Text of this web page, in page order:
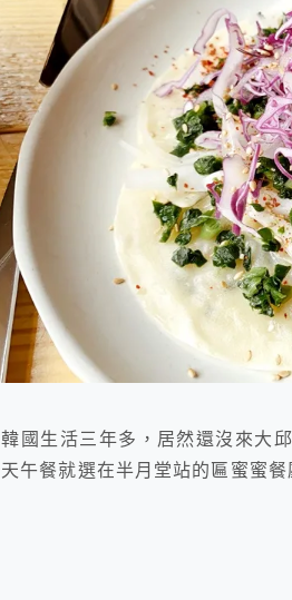
國生活三年多，居然還沒來大
午餐就選在半月堂站的匾蜜蜜